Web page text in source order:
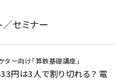
／セミナー
ー向け「算数基礎講座」
円は3人で割り切れる？ 電